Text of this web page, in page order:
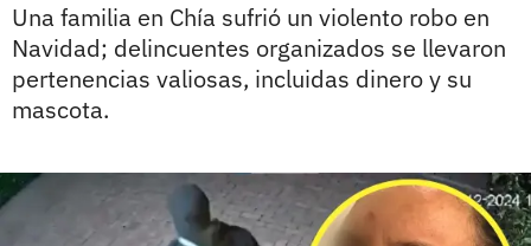
Una familia en Chía sufrió un violento robo en
Navidad; delincuentes organizados se llevaron
pertenencias valiosas, incluidas dinero y su
mascota.